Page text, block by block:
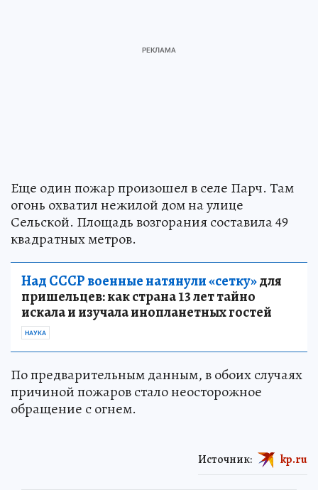
Еще один пожар произошел в селе Парч. Там
огонь охватил нежилой дом на улице
Сельской. Площадь возгорания составила 49
квадратных метров.
Над СССР военные натянули «сетку»для
пришельцев: как страна 13 лет тайно
искала и изучала инопланетных гостей
НАУКА
По предварительным данным, в обоих случаях
причиной пожаров стало неосторожное
обращение с огнем.
Источник: kp.ru